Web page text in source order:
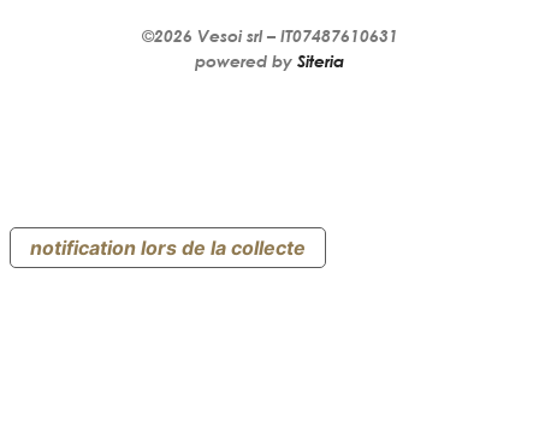
©2026 Vesoisrl – IT07487610631
powered by Siteria
notification lors de la collecte